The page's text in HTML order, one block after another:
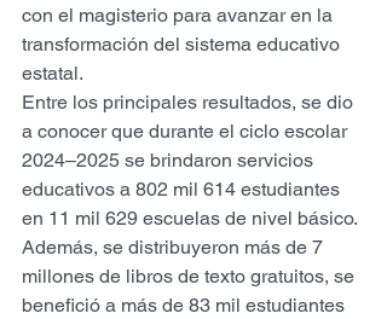
con el magisterio para avanzar en la
transformación del sistema educativo
estatal.
Entre los principales resultados, se dio
a conocer que durante el ciclo escolar
2024–2025 se brindaron servicios
educativos a 802 mil 614 estudiantes
en 11 mil 629 escuelas de nivel básico.
Además, se distribuyeron más de 7
millones de libros de texto gratuitos, se
benefició a más de 83 mil estudiantes